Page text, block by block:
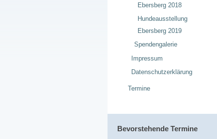
Ebersberg 2018
Hundeausstellung
Ebersberg 2019
Spendengalerie
Impressum
Datenschutzerklärung
Termine
Bevorstehende Termine